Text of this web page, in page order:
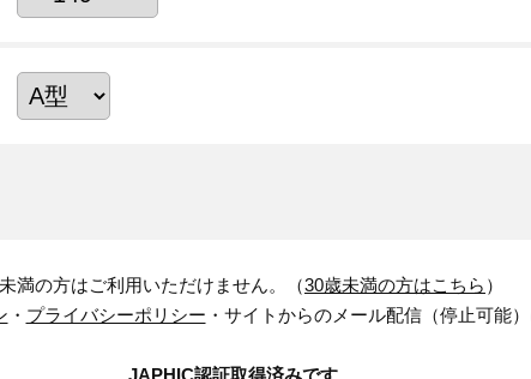
満の方はご利用いただけません。（30歳未満の方はこちら ）
・ プライバシーポリシー ・サイトからのメール配信（停止可能
JAPHIC認証取得済みです